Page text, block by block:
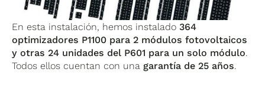
En esta instalación, hemos instalado364
optimizadores P1100 para 2 módulos fotovoltaicos
y otras 24 unidades del P601 para un solo módulo.
Todos ellos cuentan con una garantía de 25 años.